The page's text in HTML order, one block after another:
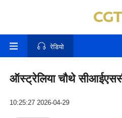
रेडियो
ऑस्ट्रेलिया चौथे
10:25:27 2026-04-29